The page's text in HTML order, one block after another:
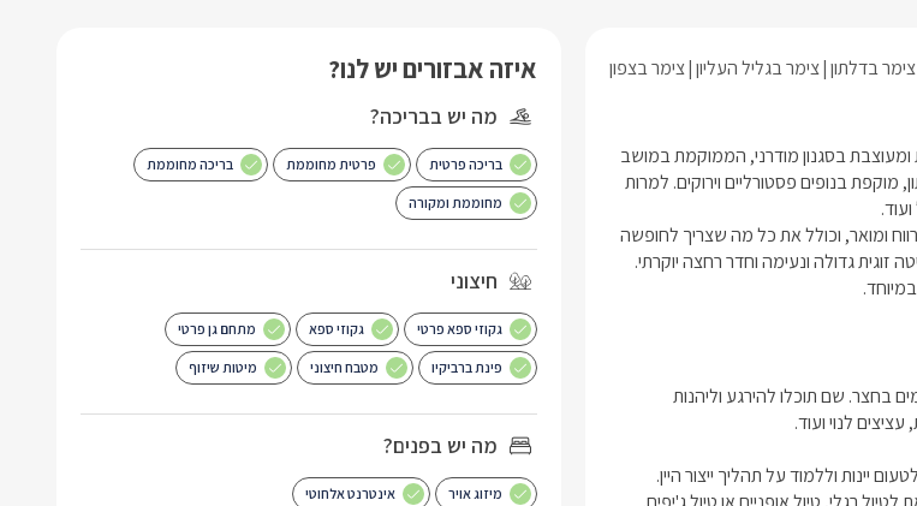
צימר בדלתון צימר בגליל העליון צימר בצפון איזה אבזורים יש לנו?
מה יש בבריכה?
בריכה פרטית פרטית מחוממת בריכה מחוממת
מחוממת ומקורה
חיצוני
גקוזי ספא פרטי גקוזי ספא מתחם גן פרטי
פינת ברביקיו מטבח חיצוני מיטות שיזוף
מה יש בפנים?
מיזוג אויר אינטרנט אלחוטי